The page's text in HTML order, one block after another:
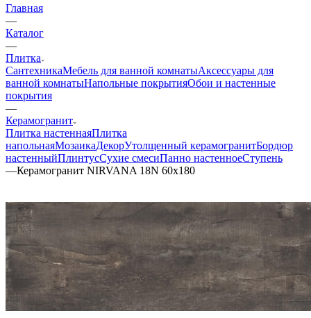
Главная
—
Каталог
—
Плитка
СантехникаМебель для ванной комнатыАксессуары для
ванной комнатыНапольные покрытияОбои и настенные
покрытия
—
Керамогранит
Плитка настеннаяПлитка
напольнаяМозаикаДекорУтолщенный керамогранитБордюр
настенныйПлинтусСухие смесиПанно настенноеСтупень
—Керамогранит NIRVANA 18N 60x180